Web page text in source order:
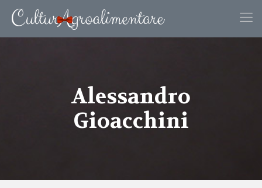
Alessandro
Gioacchini